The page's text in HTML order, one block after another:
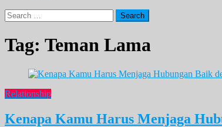
Search
for:
Tag: Teman Lama
Relationship
Kenapa Kamu Harus Menjaga